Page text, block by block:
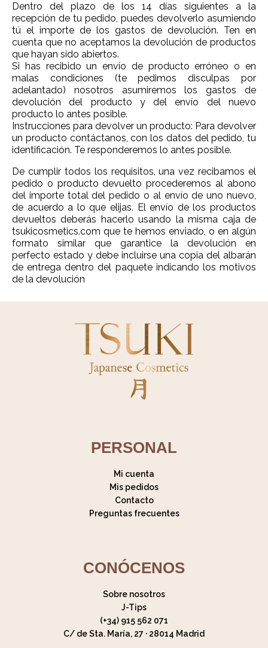
Dentro del plazo de los 14 días siguientes a la
recepción de tu pedido, puedes devolverlo asumiendo
tú el importe de los gastos de devolución. Ten en
cuenta que no aceptamos la devolución de productos
que hayan sido abiertos.
Si has recibido un envío de producto erróneo o en
malas condiciones (te pedimos disculpas por
adelantado) nosotros asumiremos los gastos de
devolución del producto y del envío del nuevo
producto lo antes posible.
Instrucciones para devolver un producto: Para devolver
un producto contáctanos, con los datos del pedido, tu
identificación. Te responderemos lo antes posible.
De cumplir todos los requisitos, una vez recibamos el
pedido o producto devuelto procederemos al abono
del importe total del pedido o al envío de uno nuevo,
de acuerdo a lo que elijas. El envío de los productos
devueltos deberás hacerlo usando la misma caja de
tsukicosmetics.com que te hemos enviado, o en algún
formato similar que garantice la devolución en
perfecto estado y debe incluirse una copia del albarán
de entrega dentro del paquete indicando los motivos
de la devolución
PERSONAL
Mi cuenta
Mis pedidos
Contacto
Preguntas frecuentes
CONÓCENOS
Sobre nosotros
J-Tips
(+34) 915 562 071
C/ de Sta. María, 27 · 28014 Madrid